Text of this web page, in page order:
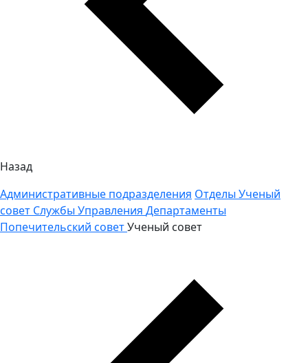
Назад
Административные подразделения Отделы Ученый
совет Службы Управления Департаменты
Попечительский советУченый совет